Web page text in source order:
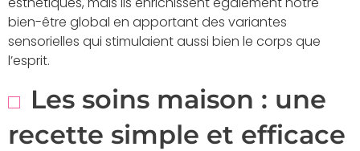
bien-être global en apportant des variantes
sensorielles qui stimulaient aussi bien le corps que
l’esprit.
Les soins maison : une
recette simple et efficace